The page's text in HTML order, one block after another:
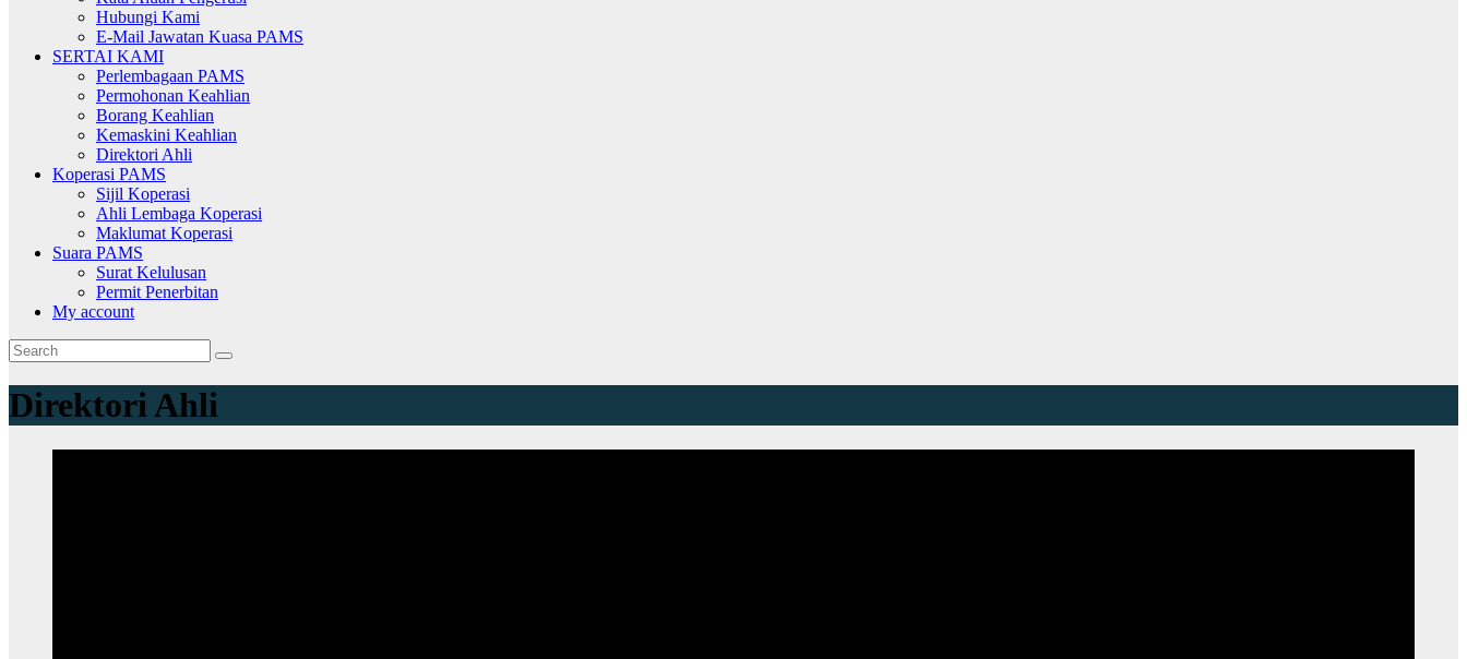
Hubungi Kami
E-Mail Jawatan Kuasa PAMS
SERTAI KAMI
Perlembagaan PAMS
Permohonan Keahlian
Borang Keahlian
Kemaskini Keahlian
Direktori Ahli
Koperasi PAMS
Sijil Koperasi
Ahli Lembaga Koperasi
Maklumat Koperasi
Suara PAMS
Surat Kelulusan
Permit Penerbitan
My account
Direktori Ahli